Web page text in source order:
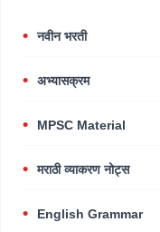
नवीन भरती
अभ्यासक्रम
MPSC Material
मराठी व्याकरण नोट्स
English Grammar